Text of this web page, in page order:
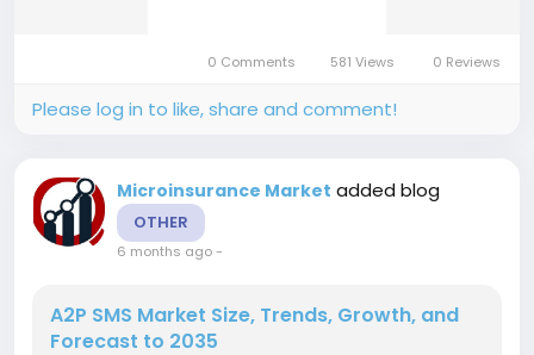
0 Comments 581 Views 0 Reviews
Please log in to like, share and comment!
Microinsurance Market added blog
OTHER
6 months ago-
A2P SMS Market Size, Trends, Growth, and
Forecast to 2035